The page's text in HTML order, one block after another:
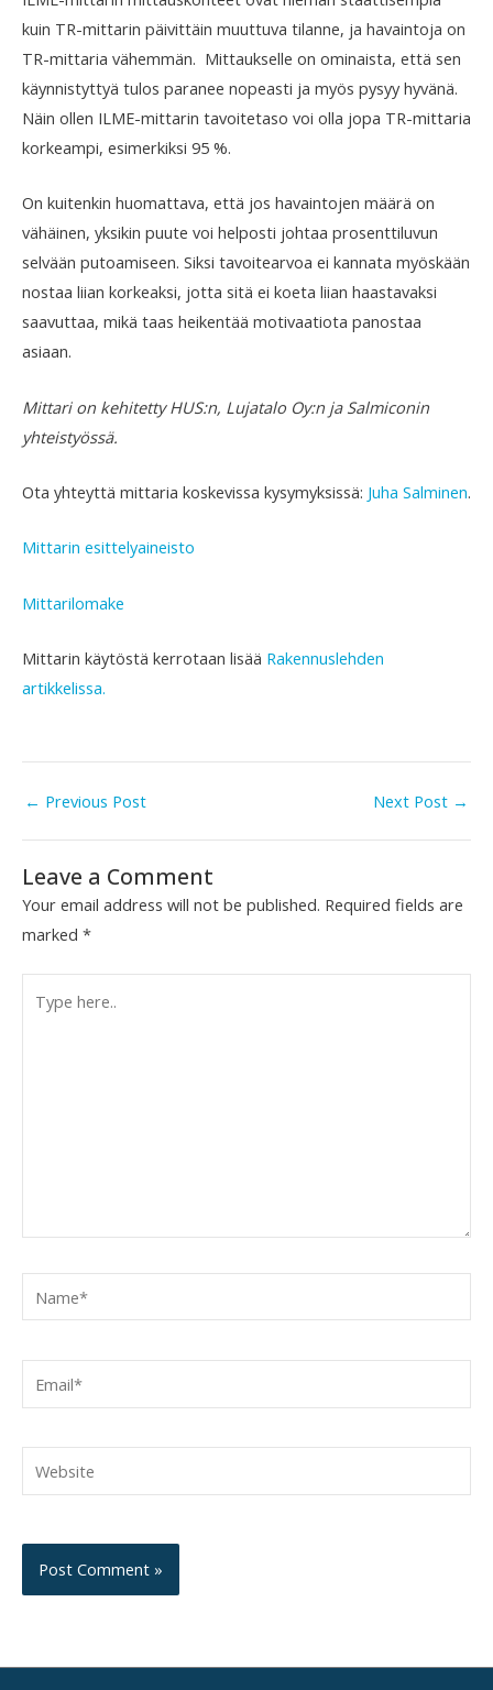
kuin TR-mittarin päivittäin muuttuva tilanne, ja havaintoja on
TR-mittaria vähemmän. Mittaukselle on ominaista, että sen
käynnistyttyä tulos paranee nopeasti ja myös pysyy hyvänä.
Näin ollen ILME-mittarin tavoitetaso voi olla jopa TR-mittaria
korkeampi, esimerkiksi 95 %.
On kuitenkin huomattava, että jos havaintojen määrä on
vähäinen, yksikin puute voi helposti johtaa prosenttiluvun
selvään putoamiseen. Siksi tavoitearvoa ei kannata myöskään
nostaa liian korkeaksi, jotta sitä ei koeta liian haastavaksi
saavuttaa, mikä taas heikentää motivaatiota panostaa
asiaan.
Mittari on kehitetty HUS:n, Lujatalo Oy:n ja Salmiconin
yhteistyössä.
Ota yhteyttä mittaria koskevissa kysymyksissä: Juha Salminen.
Mittarin esittelyaineisto
Mittarilomake
Mittarin käytöstä kerrotaan lisää Rakennuslehden
artikkelissa.
← Previous Post Next Post →
Leave a Comment
Your email address will not be published. Required fields are
marked *
here..
Website